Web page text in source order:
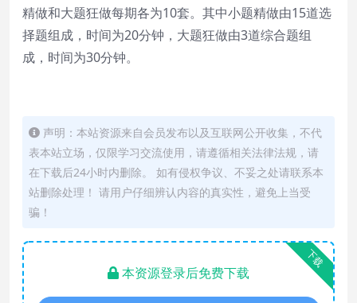
精做和大题狂做每期各为10套。其中小题精做由15道选
择题组成，时间为20分钟，大题狂做由3道综合题组
成，时间为30分钟。
声明：本站资源来自会员发布以及互联网公开收集，不代
表本站立场，仅限学习交流使用，请遵循相关法律法规，请
在下载后24小时内删除。 如有侵权争议、不妥之处请联系本
站删除处理！ 请用户仔细辨认内容的真实性，避免上当受
骗！
下载
本资源登录后免费下载